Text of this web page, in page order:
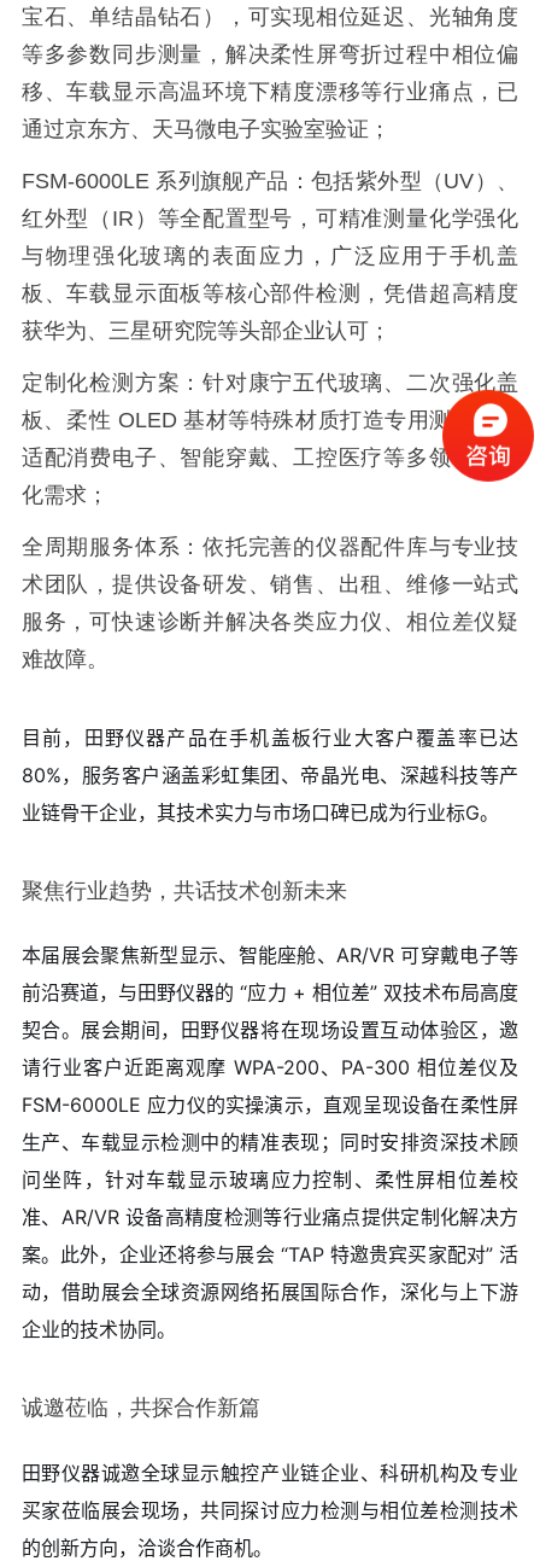
宝石、单结晶钻石），可实现相位延迟、光轴角度
等多参数同步测量，解决柔性屏弯折过程中相位偏
移、车载显示高温环境下精度漂移等行业痛点，已
通过京东方、天马微电子实验室验证；
FSM-6000LE 系列旗舰产品：包括紫外型（UV）、
红外型（IR）等全配置型号，可精准测量化学强化
与物理强化玻璃的表面应力，广泛应用于手机盖
板、车载显示面板等核心部件检测，凭借超高精度
获华为、三星研究院等头部企业认可；
定制化检测方案：针对康宁五代玻璃、二次强化盖
板、柔性 OLED 基材等特殊材质打造专用测定器，
适配消费电子、智能穿戴、工控医疗等多领域差异
化需求；
全周期服务体系：依托完善的仪器配件库与专业技
术团队，提供设备研发、销售、出租、维修一站式
服务，可快速诊断并解决各类应力仪、相位差仪疑
难故障。
目前，田野仪器产品在手机盖板行业大客户覆盖率已达
80%，服务客户涵盖彩虹集团、帝晶光电、深越科技等产
业链骨干企业，其技术实力与市场口碑已成为行业标G。
聚焦行业趋势，共话技术创新未来
本届展会聚焦新型显示、智能座舱、AR/VR 可穿戴电子等
前沿赛道，与田野仪器的 “应力 + 相位差” 双技术布局高度
契合。展会期间，田野仪器将在现场设置互动体验区，邀
请行业客户近距离观摩 WPA-200、PA-300 相位差仪及
FSM-6000LE 应力仪的实操演示，直观呈现设备在柔性屏
生产、车载显示检测中的精准表现；同时安排资深技术顾
问坐阵，针对车载显示玻璃应力控制、柔性屏相位差校
准、AR/VR 设备高精度检测等行业痛点提供定制化解决方
案。此外，企业还将参与展会 “TAP 特邀贵宾买家配对” 活
动，借助展会全球资源网络拓展国际合作，深化与上下游
企业的技术协同。
诚邀莅临，共探合作新篇
田野仪器诚邀全球显示触控产业链企业、科研机构及专业
买家莅临展会现场，共同探讨应力检测与相位差检测技术
的创新方向，洽谈合作商机。